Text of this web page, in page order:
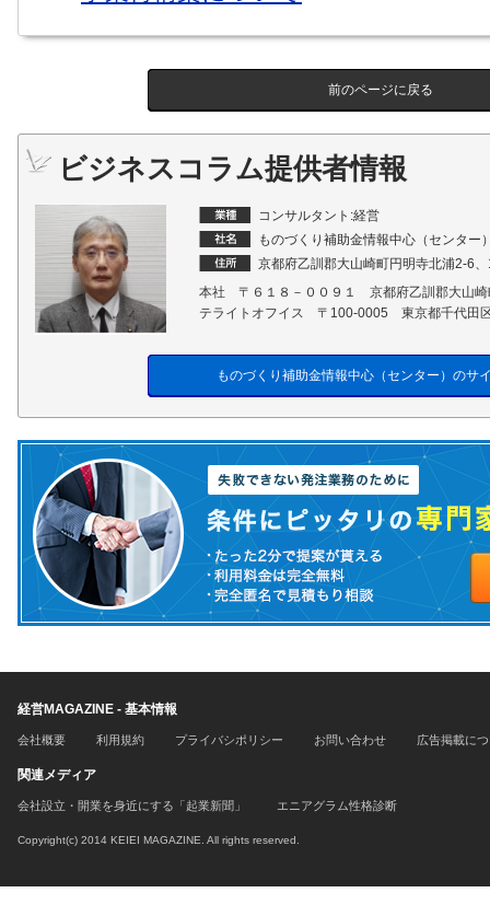
前のページに戻る
ビジネスコラム提供者情報
コンサルタント:経営
ものづくり補助金情報中心（センター
京都府乙訓郡大山崎町円明寺北浦2-6
本社 〒６１８－００９１ 京都府乙訓郡大山崎
テライトオフイス 〒100-0005 東京都千代田
ものづくり補助金情報中心（センター）のサ
経営MAGAZINE - 基本情報
会社概要 利用規約 プライバシポリシー お問い合わせ 広告掲載に
関連メディア
会社設立・開業を身近にする「起業新聞」 エニアグラム性格診断
Copyright(c) 2014 KEIEI MAGAZINE. All rights reserved.